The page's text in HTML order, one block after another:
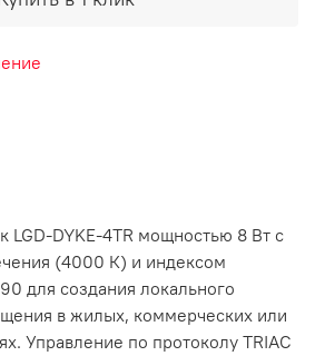
LGD-DYKE-4TR мощностью 8 Вт с
(4000 К) и индексом
для создания локального
в жилых, коммерческих или
Управление по протоколу TRIAC